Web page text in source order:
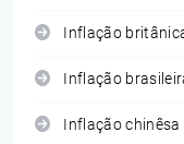
Inflação
Inflação
Inflação chinêsa